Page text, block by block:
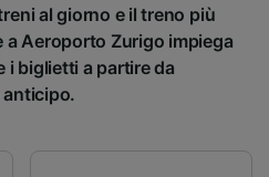
al giorno e il treno più
a Aeroporto Zurigo impiega
i biglietti a partire da
anticipo.